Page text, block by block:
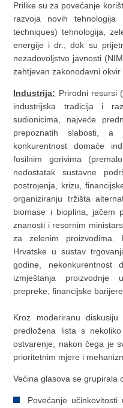
Prilike su za povećanje
razvoja novih tehnologija
techniques) tehnologija,
energije i dr., dok su
nezadovoljstvo javnosti
zahtjevan zakonodavni okvir
Industrija: Prirodni resursi
industrijska tradicija i
sudionicima, najveće
prepoznatih slabosti,
konkurentnost domaće
fosilnim gorivima
nedostatak sustavne
postrojenja, krizu,
organiziranju tržišta
biomase i bioplina, jačem
znanosti i resornim
za zelenim proizvodima.
Hrvatske u sustav
godine, nekonkurentnost
izmještanja proizvodnje
prepreke, financijske
Kroz moderiranu
predložena lista s
ostvarenje, nakon čega je
prioritetnim mjere i
Većina glasova se grupirala
Povećanje